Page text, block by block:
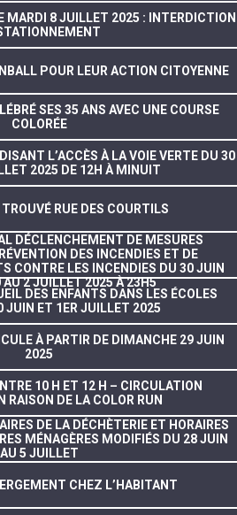
MARDI 8 JUILLET 2025 : INTERDICTION
POUR LEUR ACTION CITOYENNE
SES 35 ANS AVEC UNE COURSE
COLORÉE
L’ACCÈS À LA VOIE VERTE DU 30
2025 DE 12H À MINUIT
RUE DES COURTILS
DÉCLENCHEMENT DE MESURES
DES INCENDIES ET DE
CONTRE LES INCENDIES DU 30 JUIN
2 JUILLET 2025 À 23H5
DES ENFANTS DANS LES ÉCOLES
JUIN ET 1ER JUILLET 2025
À PARTIR DE DIMANCHE 29 JUIN
2025
10 H ET 12 H – CIRCULATION
RAISON DE LA COLOR RUN
DE LA DÉCHÈTERIE ET HORAIRES
MÉNAGÈRES MODIFIÉS DU 28 JUIN
AU 5 JUILLET
CHEZ L’HABITANT